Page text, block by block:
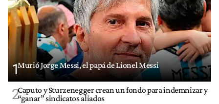
1Murió Jorge Messi, el papá de Lionel Messi
2Caputo y Sturzenegger crean un fondo para indemnizar y
“ganar” sindicatos aliados